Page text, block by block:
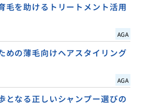
毛を助けるトリートメント活用
AGA
めの薄毛向けヘアスタイリング
AGA
となる正しいシャンプー選びの